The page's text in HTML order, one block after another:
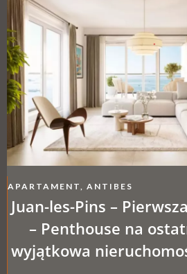
APARTAMENT, ANTIBES
Juan-les-Pins –
– Penthouse na
wyjątkowa